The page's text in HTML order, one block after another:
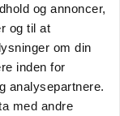
og annoncer,
og til at
om din
inden for
analysepartnere.
med andre